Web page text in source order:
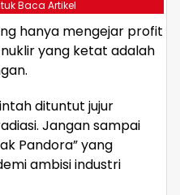
Baca Artikel
hanya mengejar profit
yang ketat adalah
dituntut jujur
Jangan sampai
Pandora” yang
ambisi industri